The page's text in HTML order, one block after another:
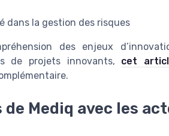
dans la gestion des risques
des enjeux
de projets innovants, cet
Mediq avec les